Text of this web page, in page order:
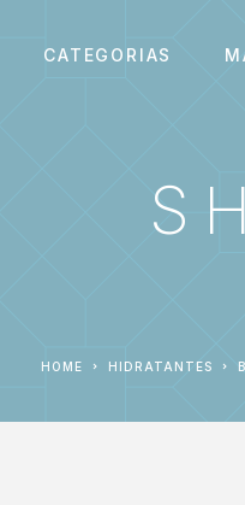
CATEGORIAS
HOME HIDRATANTES